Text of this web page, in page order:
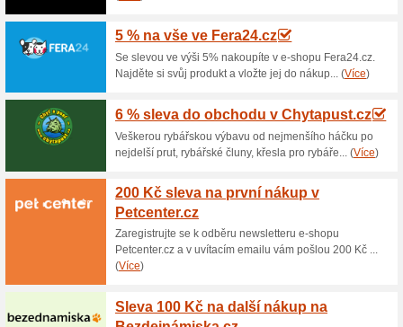
Aktuální slevy a
Poštovné zdarma
100% fungovalo
Akce
Nakupte v eshopu Pro-
zdarma. Při platbě